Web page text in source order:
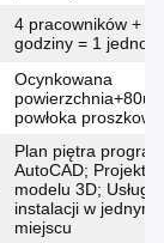
4 pracowników + 2
godziny = 1
Ocynkowana
powłoka proszkowa
Plan piętra
AutoCAD; Projekt
modelu 3D; Usługa
instalacji w jednym
miejscu